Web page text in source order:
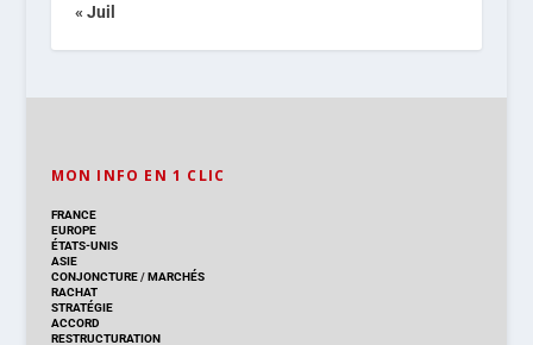
« Juil
MON INFO EN 1 CLIC
FRANCE
EUROPE
ÉTATS-UNIS
ASIE
CONJONCTURE/MARCHÉS
RACHAT
STRATÉGIE
ACCORD
RESTRUCTURATION